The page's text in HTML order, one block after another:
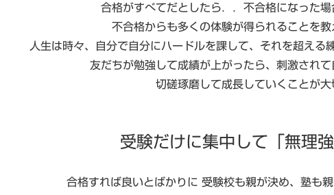
合格がすべてだとしたら．．不合格になった場
不合格からも多くの体験が得られることを教
人生は時々、自分で自分にハードルを課して、それを超える
友だちが勉強して成績が上がったら、刺激されて
切磋琢磨して成長していくことが大
受験だけに集中して「無理
合格すれば良いとばかりに 受験校も親が決め、塾も